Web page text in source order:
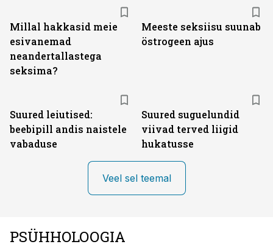
Millal hakkasid meie
esivanemad
neandertallastega
seksima?
Meeste seksiisu suunab
östrogeen ajus
Suured leiutised:
beebipill andis naistele
vabaduse
Suured suguelundid
viivad terved liigid
hukatusse
Veel sel teemal
PSÜHHOLOOGIA